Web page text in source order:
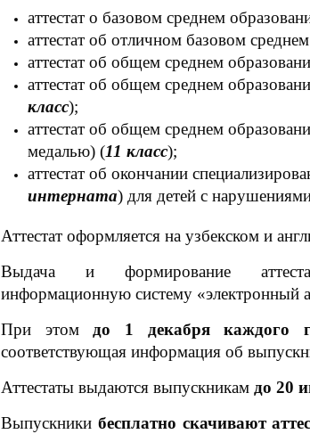
аттестат о базовом среднем
аттестат об отличном базовом
аттестат об общем среднем
аттестат об общем среднем
класс);
аттестат об общем среднем
медалью) (11 класс);
аттестат об окончании
интерната) для детей с
Аттестат оформляется на узбекском и
Выдача и формирование
информационную систему «электронный
При этомдо 1 декабря каждого
соответствующая информация об
Аттестаты выдаются выпускникамдо 20
Выпускники бесплатно скачивают